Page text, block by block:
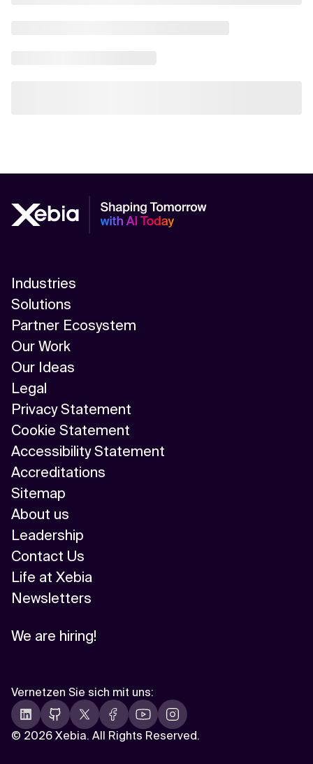
Industries
Solutions
Partner Ecosystem
Our Work
Our Ideas
Legal
Privacy Statement
Cookie Statement
Accessibility Statement
Accreditations
Sitemap
About us
Leadership
Contact Us
Life at Xebia
Newsletters
We are hiring!
© 2026 Xebia. All Rights Reserved.
Vernetzen Sie sich mit uns: